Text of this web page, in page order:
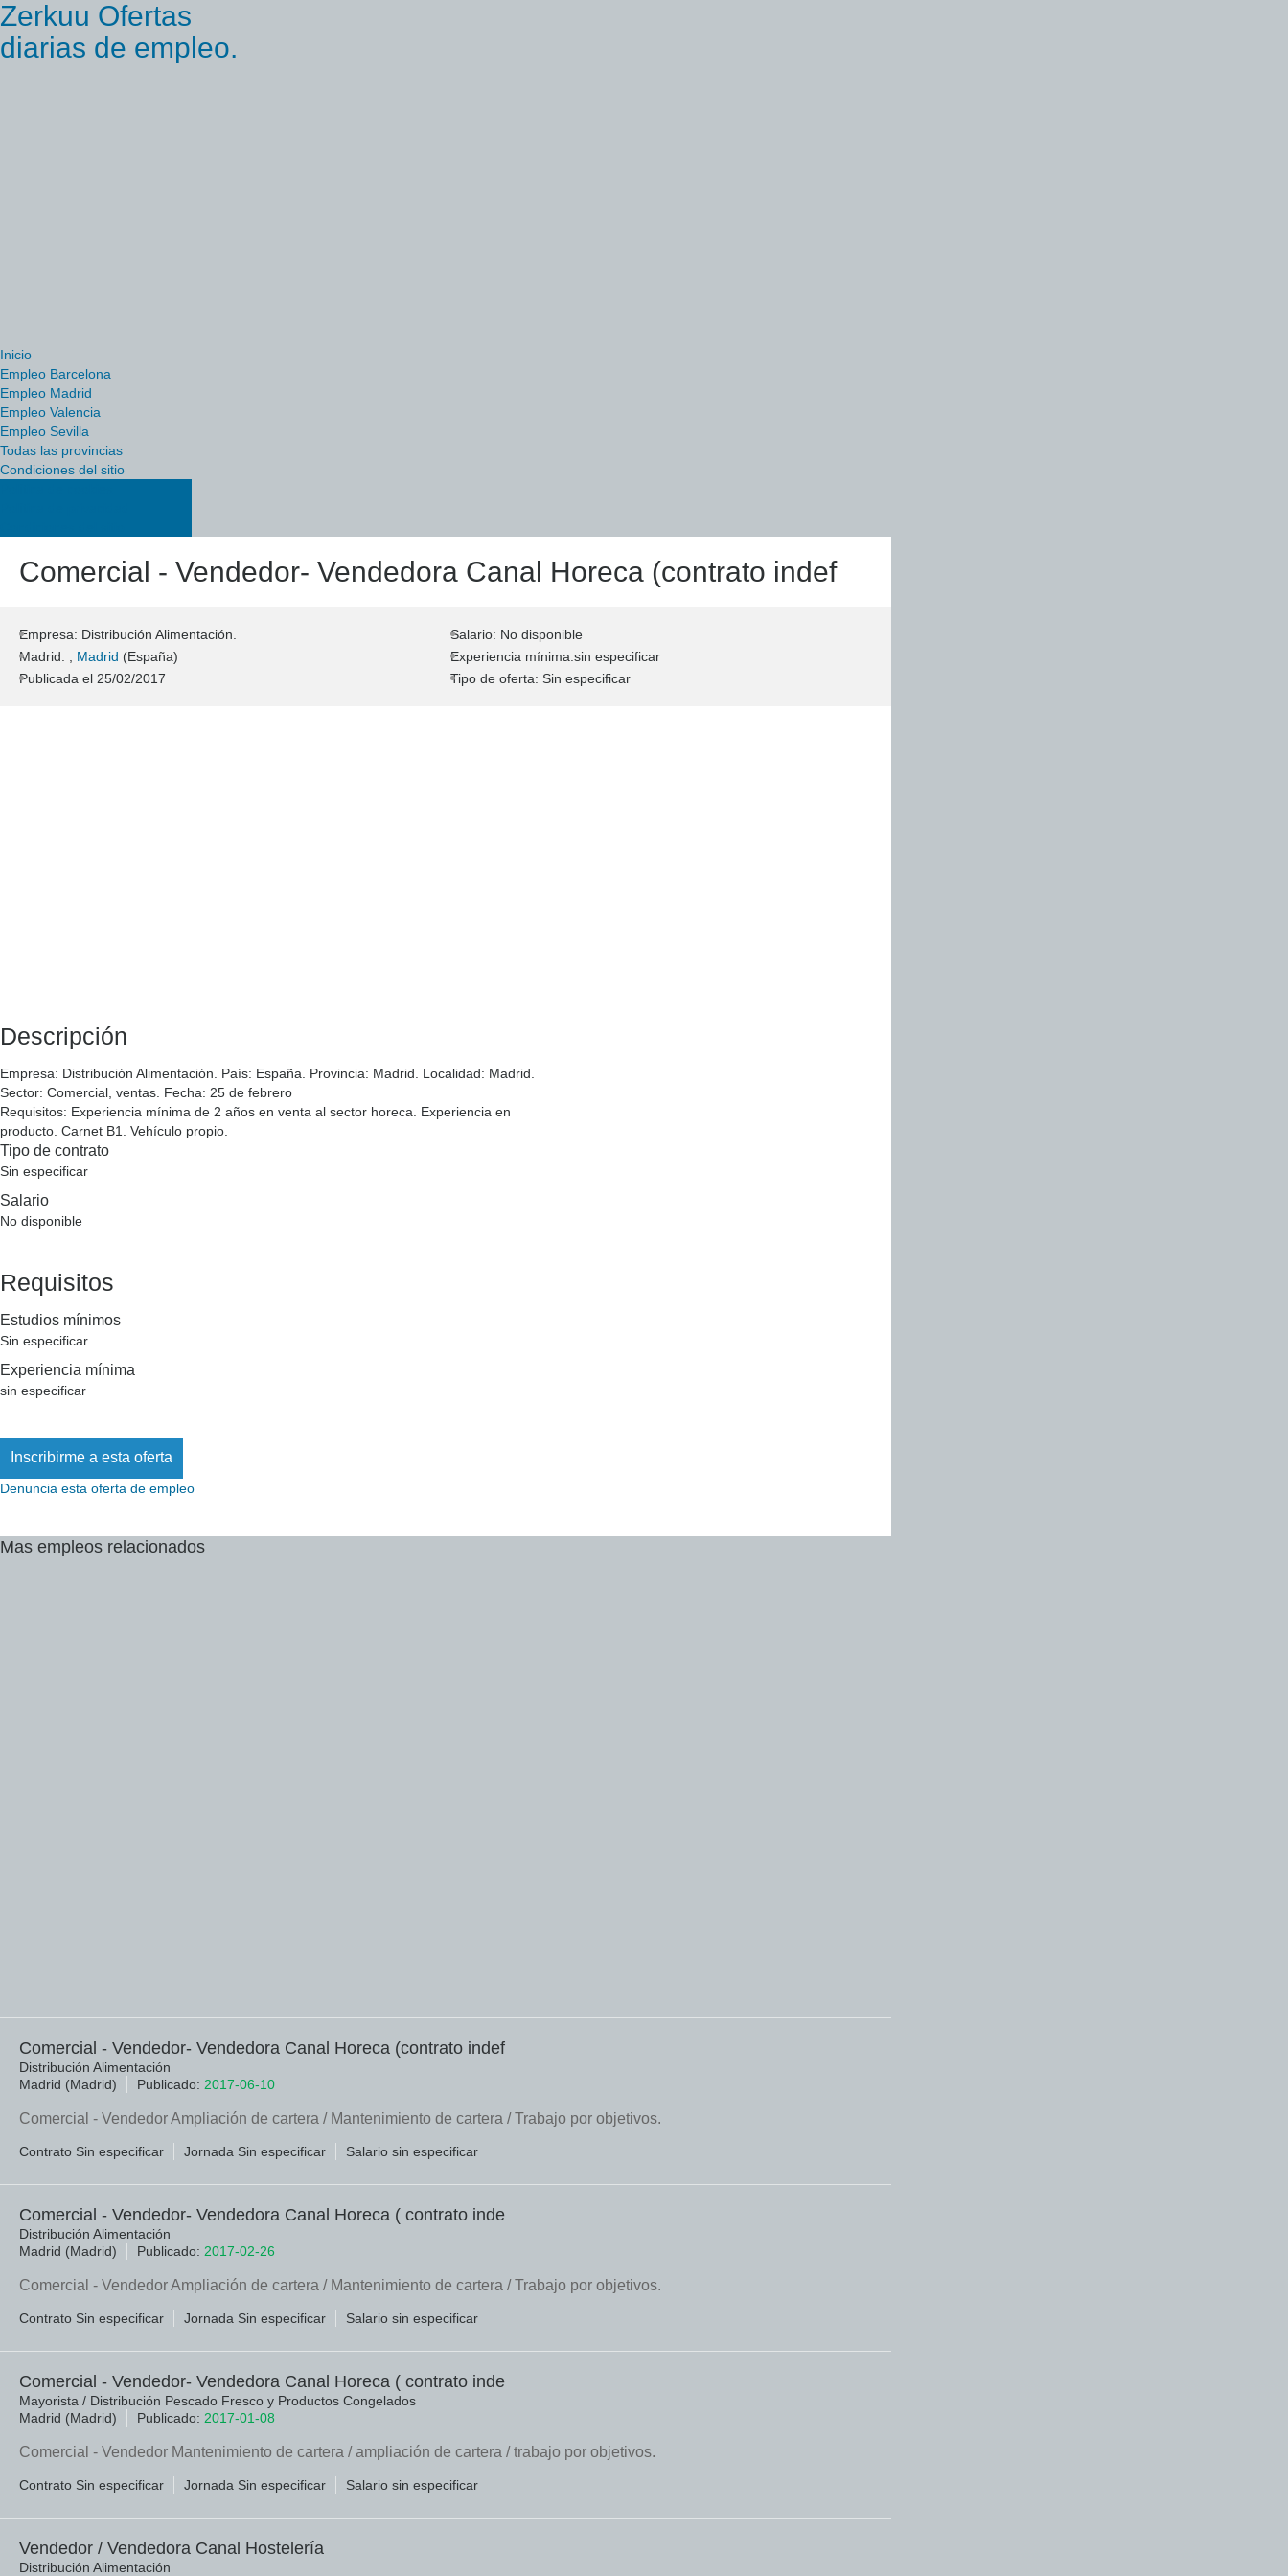
Zerkuu Ofertas
diarias de empleo.
Inicio
Empleo Barcelona
Empleo Madrid
Empleo Valencia
Empleo Sevilla
Todas las provincias
Condiciones del sitio
Comercial - Vendedor- Vendedora Canal Horeca (contrato indef
Empresa: Distribución Alimentación.
Madrid. , Madrid (España)
Publicada el 25/02/2017
Salario: No disponible
Experiencia mínima:sin especificar
Tipo de oferta: Sin especificar
Descripción
Empresa: Distribución Alimentación. País: España. Provincia: Madrid. Localidad: Madrid.
Sector: Comercial, ventas. Fecha: 25 de febrero
Requisitos: Experiencia mínima de 2 años en venta al sector horeca. Experiencia en
producto. Carnet B1. Vehículo propio.
Tipo de contrato
Sin especificar
Salario
No disponible
Requisitos
Estudios mínimos
Sin especificar
Experiencia mínima
sin especificar
Denuncia esta oferta de empleo
Mas empleos relacionados
Comercial - Vendedor- Vendedora Canal Horeca (contrato indef
Distribución Alimentación
Madrid (Madrid)
Publicado: 2017-06-10
Comercial - Vendedor Ampliación de cartera / Mantenimiento de cartera / Trabajo por objetivos.
Contrato Sin especificar Jornada Sin especificar Salario sin especificar
Comercial - Vendedor- Vendedora Canal Horeca ( contrato inde
Distribución Alimentación
Madrid (Madrid)
Publicado: 2017-02-26
Comercial - Vendedor Ampliación de cartera / Mantenimiento de cartera / Trabajo por objetivos.
Contrato Sin especificar Jornada Sin especificar Salario sin especificar
Comercial - Vendedor- Vendedora Canal Horeca ( contrato inde
Mayorista / Distribución Pescado Fresco y Productos Congelados
Madrid (Madrid)
Publicado: 2017-01-08
Comercial - Vendedor Mantenimiento de cartera / ampliación de cartera / trabajo por objetivos.
Contrato Sin especificar Jornada Sin especificar Salario sin especificar
Vendedor / Vendedora Canal Hostelería
Distribución Alimentación